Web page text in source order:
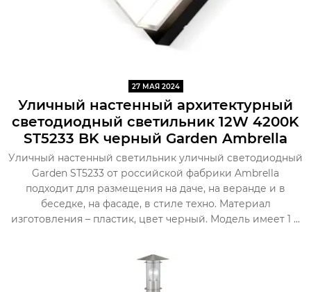
27 МАЯ 2024
Уличный настенный архитектурный
светодиодный светильник 12W 4200K
ST5233 BK черный Garden Ambrella
Уличный настенный светильник уличный светодиодный
Garden ST5233 от российской фабрики Ambrella
подходит для размещения на даче, на веранде и в
беседке, на фасаде, в стиле техно. Материал
изготовления – пластик, цвет черный. Модель имеет 1 ...